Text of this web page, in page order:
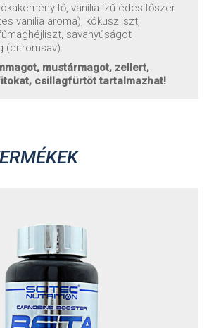
vanília ízű édesítőszer
vanília aroma), kókuszliszt,
savanyúságot
(citromsav).
mustármagot, zellert,
csillagfürtöt tartalmazhat!